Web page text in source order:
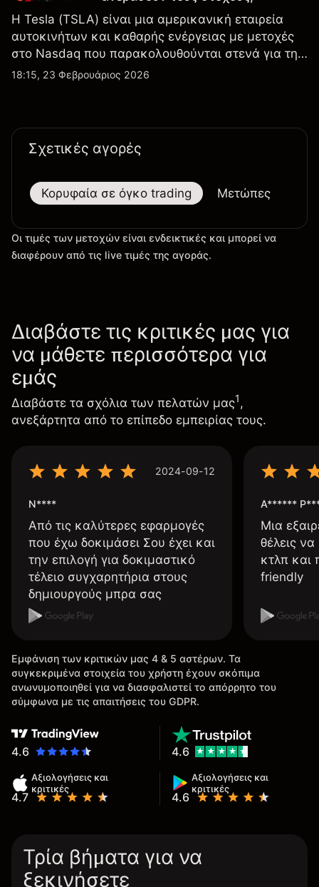
Η Tesla (TSLA) είναι μια αμερικανική εταιρεία
αυτοκινήτων και καθαρής ενέργειας με μετοχές
στο Nasdaq που παρακολουθούνται στενά για την
απόδοση κερδών, τα δεδομένα παραδόσεων και
18:15, 23 Φεβρουάριος 2026
Σχετικές αγορές
Κορυφαία σε όγκο trading Μετώπες
Οι τιμές των μετοχών είναι ενδεικτικές και μπορεί να
διαφέρουν από τις live τιμές της αγοράς.
Διαβάστε τις κριτικές μας για
να μάθετε περισσότερα για
εμάς
Διαβάστε τα σχόλια των πελατών μας1,
ανεξάρτητα από το επίπεδο εμπειρίας τους.
2024-09-12
N****
Από τις καλύτερες εφαρμογές
που έχω δοκιμάσει Σου έχει και
την επιλογή για δοκιμαστικό
τέλειο συγχαρητήρια στους
δημιουργούς μπρα σας
A******
Μια
θέλεις
κτλπ και
friendly
Εμφάνιση των κριτικών μας 4 & 5 αστέρων. Τα
συγκεκριμένα στοιχεία του χρήστη έχουν σκόπιμα
ανωνυμοποιηθεί για να διασφαλιστεί το απόρρητο του
σύμφωνα με τις απαιτήσεις του GDPR.
4.6
Αξιολογήσεις και
κριτικές
4.7
Αξιολογήσεις και
κριτικές
4.6
4.6
Τρία βήματα για να
ξεκινήσετε